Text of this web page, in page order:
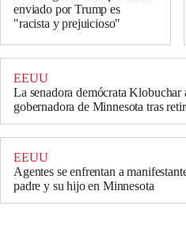
enviado por Trump es
"racista y prejuicioso"
EEUU
La senadora demócrata Klobuchar
gobernadora de Minnesota tras
EEUU
Agentes se enfrentan a
padre y su hijo en Minnesota